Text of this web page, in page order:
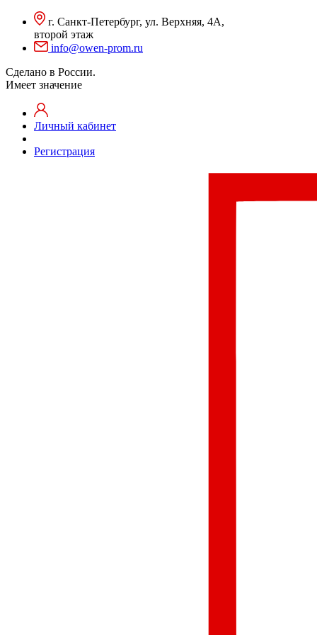
г. Санкт-Петербург, ул. Верхняя, 4А,
второй этаж
info@owen-prom.ru
Сделано в России.
Имеет значение
Личный кабинет
Регистрация